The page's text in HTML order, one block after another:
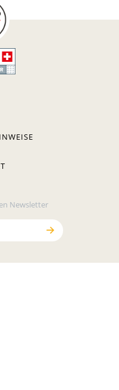
Newsletter